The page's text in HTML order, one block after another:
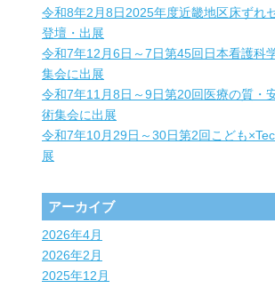
令和8年2月8日2025年度近畿地区床ずれ
登壇・出展
令和7年12月6日～7日第45回日本看護科
集会に出展
令和7年11月8日～9日第20回医療の質・
術集会に出展
令和7年10月29日～30日第2回こども
展
アーカイブ
2026年4月
2026年2月
2025年12月